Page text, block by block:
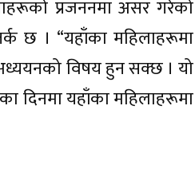
प्रजननमा असर गरेको
छ । “यहाँका महिलाहरूमा
विषय हुन सक्छ । यो
दिनमा यहाँका महिलाहरूमा